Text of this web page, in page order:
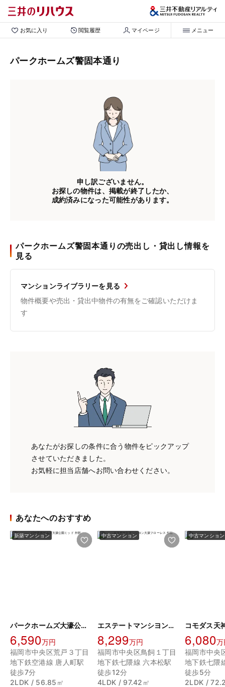
お気に入り 閲覧履歴 マイページ メニュー
パークホームズ警固本通り
申し訳ございません。
お探しの物件は、掲載が終了したか、
成約済みになった可能性があります。
パークホームズ警固本通りの売出し・貸出し情報を
見る
マンションライブラリーを見る
物件概要や売出・貸出中物件の有無をご確認いただけま
す
あなたがお探しの条件に合う物件をピックアップ
させていただきました。
お気軽に担当店舗へお問い合わせください。
あなたへのおすすめ
新築マンション
パークホームズ大濠公園ミッド
6,590万円
福岡市中央区荒戸３丁目
地下鉄空港線 唐人町駅
徒歩7分
2LDK / 56.85㎡
中古マンション
エステートマンシヨン大濠フローレス
8,299万円
福岡市中央区鳥飼１丁目
地下鉄七隈線 六本松駅
徒歩12分
4LDK / 97.42㎡
中古マンション
コモダス天
6,080万
福岡市中央
地下鉄七隈
徒歩5分
2LDK /